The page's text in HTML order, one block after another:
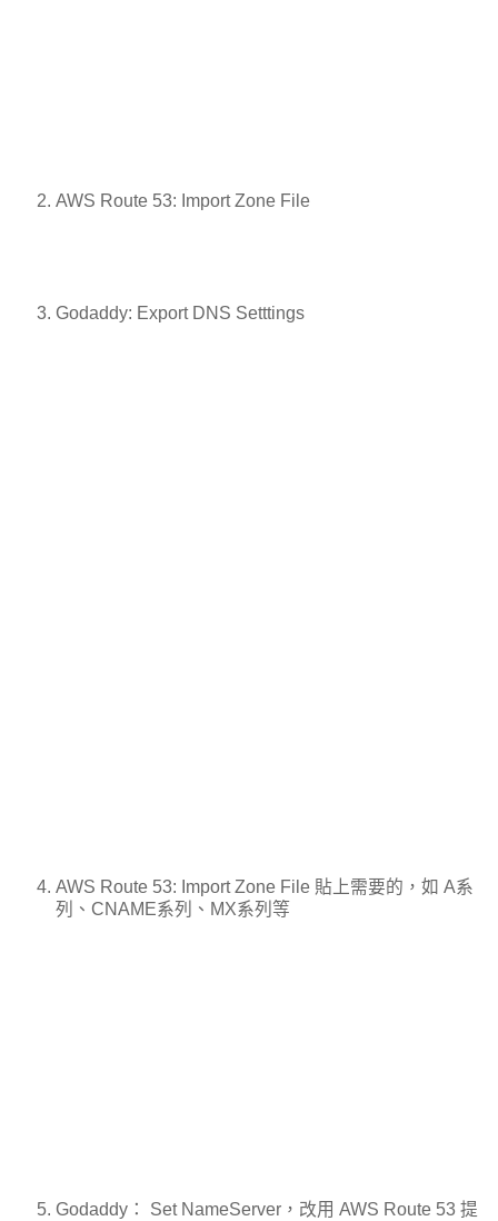
AWS Route 53: Import Zone File
Godaddy: Export DNS Setttings
AWS Route 53: Import Zone File 貼上需要的，如 A系
列、CNAME系列、MX系列等
Godaddy： Set NameServer，改用 AWS Route 53 提